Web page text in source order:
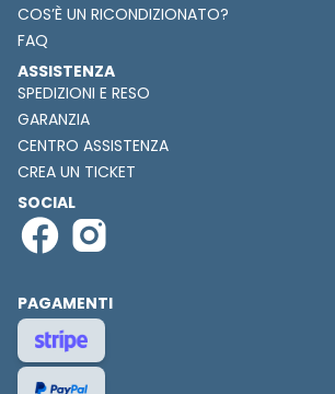
COS’È UN RICONDIZIONATO?
FAQ
ASSISTENZA
SPEDIZIONI E RESO
GARANZIA
CENTRO ASSISTENZA
CREA UN TICKET
SOCIAL
PAGAMENTI